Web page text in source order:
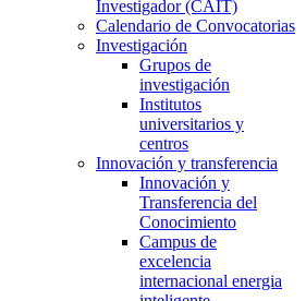
Investigador (CAIT)
Calendario de Convocatorias
Investigación
Grupos de
investigación
Institutos
universitarios y
centros
Innovación y transferencia
Innovación y
Transferencia del
Conocimiento
Campus de
excelencia
internacional energia